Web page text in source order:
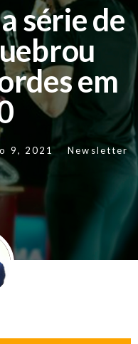
série de
em
9, 2021 Newsletter